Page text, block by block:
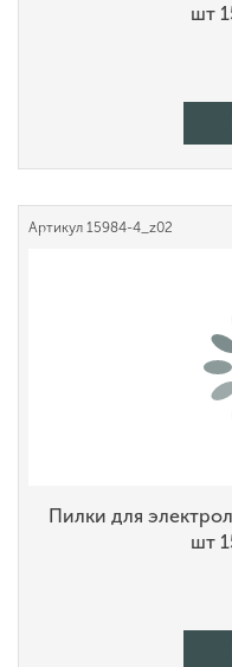
шт
Артикул 15984-4_z02
Пилки для
шт